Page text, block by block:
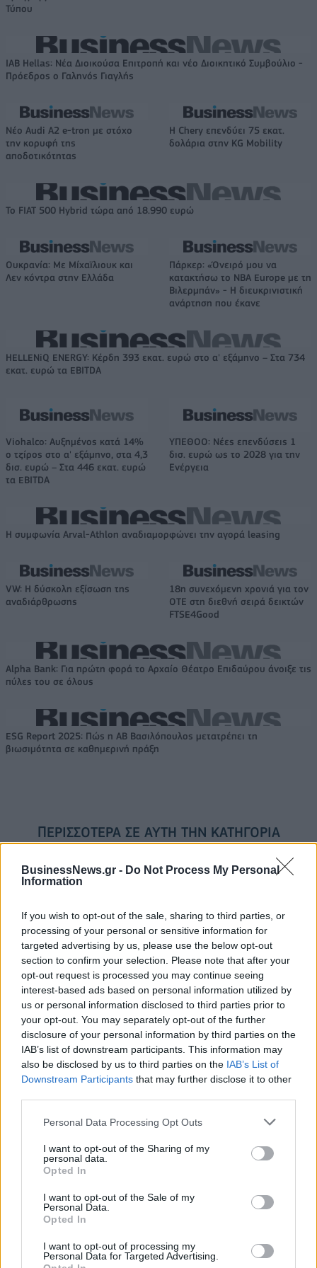
BusinessNews.gr - Do Not Process My Personal
Information
If you wish to opt-out of the sale, sharing to third parties, or
processing of your personal or sensitive information for
targeted advertising by us, please use the below opt-out
section to confirm your selection. Please note that after your
opt-out request is processed you may continue seeing
interest-based ads based on personal information utilized by
us or personal information disclosed to third parties prior to
your opt-out. You may separately opt-out of the further
disclosure of your personal information by third parties on the
IAB’s list of downstream participants. This information may
also be disclosed by us to third parties on the IAB’s List of
Downstream Participants that may further disclose it to other
Personal Data Processing Opt Outs
I want to opt-out of the Sharing of my
personal data.
Opted In
I want to opt-out of the Sale of my
Personal Data.
Opted In
I want to opt-out of processing my
Personal Data for Targeted Advertising.
Τύπου
IAB Hellas: Νέα Διοικούσα Επιτροπή και νέο Διοικητικό Συμβούλιο -
Πρόεδρος ο Γαληνός Γιαγλής
Νέο Audi A2 e-tron με στόχο
την κορυφή της
αποδοτικότητας
Η Chery επενδύει 75 εκατ.
δολάρια στην KG Mobility
Το FIAT 500 Hybrid τώρα από 18.990 ευρώ
Ουκρανία: Με Μίχαϊλιουκ και
Λεν κόντρα στην Ελλάδα
Πάρκερ: «Όνειρό μου να
κατακτήσω το ΝΒΑ Europe με τη
Βιλερμπάν» - Η διευκρινιστική
ανάρτηση που έκανε
HELLENiQ ENERGY: Κέρδη 393 εκατ. ευρώ στο α' εξάμηνο – Στα 734
εκατ. ευρώ τα EBITDA
Viohalco: Αυξημένος κατά 14%
ο τζίρος στο α' εξάμηνο, στα 4,3
δισ. ευρώ – Στα 446 εκατ. ευρώ
τα EBITDA
ΥΠΕΘΟΟ: Νέες επενδύσεις 1
δισ. ευρώ ως το 2028 για την
Ενέργεια
Η συμφωνία Arval-Athlon αναδιαμορφώνει την αγορά leasing
VW: Η δύσκολη εξίσωση της
αναδιάρθρωσης
18η συνεχόμενη χρονιά για τον
ΟΤΕ στη διεθνή σειρά δεικτών
FTSE4Good
Alpha Bank: Για πρώτη φορά το Αρχαίο Θέατρο Επιδαύρου άνοιξε τις
πύλες του σε όλους
ESG Report 2025: Πώς η ΑΒ Βασιλόπουλος μετατρέπει τη
βιωσιμότητα σε καθημερινή πράξη
ΠΕΡΙΣΣΌΤΕΡΑ ΣΕ ΑΥΤΉ ΤΗΝ ΚΑΤΗΓΟΡΊΑ
Αισιοδοξία στις αγορές,
πτώση των τιμών του
πετρελαίου, φέρνουν οι
προσδοκίες συμφωνίας
ΗΠΑ-Ιράν
29/05/2026 - 09:31
Οι οικονομικές ειδήσεις
της εβδομάδος
31/05/2026 - 19:00
ΡΟΗ ΕΙΔΗΣΕΩΝ